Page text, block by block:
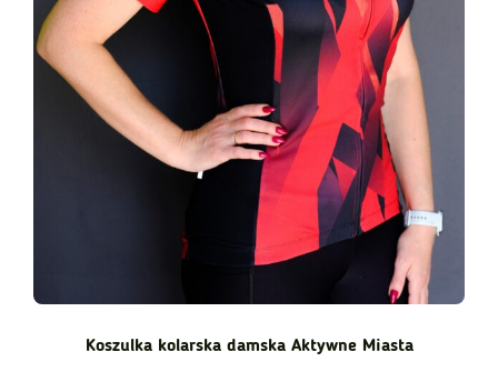
Koszulka kolarska damska Aktywne Miasta